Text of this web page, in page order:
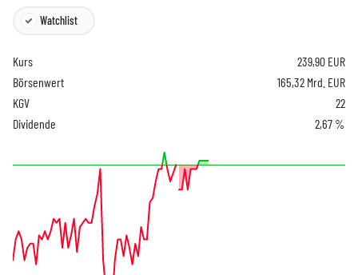
Watchlist
Kurs 239,90 EUR
Börsenwert
165,32 Mrd. EUR
KGV
22
Dividende
2,67 %